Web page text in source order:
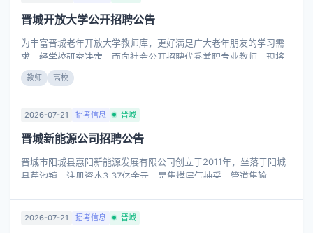
序及安排 1.报名时间： 2026年7月25日至7月28日 应聘人员通过扫
描二维码填报个人信息。 2.面试 时间：2026年7月29日 8：30-
10：30
晋城开放大学公开招聘公告
为丰富晋城老年开放大学教师库，更好满足广大老年朋友的学习需
求，经学校研究决定，面向社会公开招聘优秀兼职专业教师，现将
有关事项公告如下。 一 招聘专业及数量 戏曲表演专业1名，电子琴
专业1名。 二 聘任条件 1.政治立场坚定，拥护党的路线、方针、政
策。牢固树立“四个意识”，坚定“四个自信”，坚决做到“两个维护”，
热爱中国共产党、热爱祖国，热爱人民。热爱老年教育事业，尊重
具备较高的专业知识水平和专业技能，具有本科以上(含本科)文化程
教师 高校
2026-07-21 招考信息 晋城
晋城新能源公司招聘公告
晋城市阳城县惠阳新能源发展有限公司创立于2011年，坐落于阳城
县芹池镇，注册资本3.37亿余元，是集煤层气抽采、管道集输、燃
治理、清洁能源稳定保供等重点工作。 因业务规模持续扩大，人才
需求增加，特委托山西鑫富源人力资源集团股份有限公司面向社会
2026-07-21 招考信息 晋城